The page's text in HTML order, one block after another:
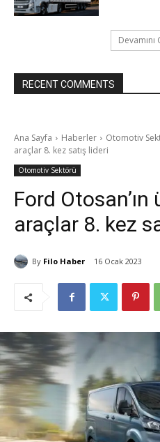
RECENT COMMENTS